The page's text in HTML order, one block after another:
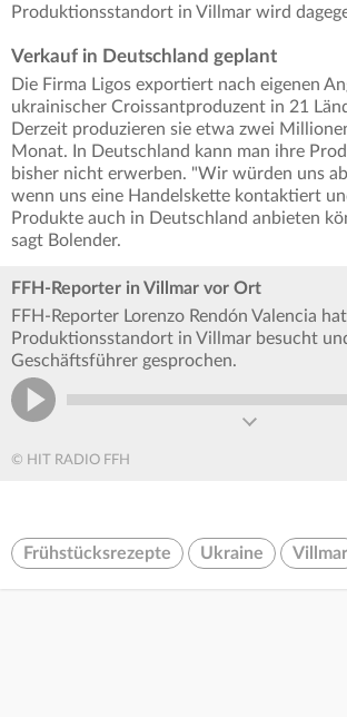
Produktionsstandort in Villmar wird
Verkauf in Deutschland geplant
Die Firma Ligos exportiert nach eigenen
ukrainischer Croissantproduzent in 21
Derzeit produzieren sie etwa zwei
Monat. In Deutschland kann man ihre
bisher nicht erwerben. "Wir würden uns
wenn uns eine Handelskette kontaktiert
Produkte auch in Deutschland anbieten
sagt Bolender.
FFH-Reporter in Villmar vor Ort
FFH-Reporter Lorenzo Rendón Valencia
Produktionsstandort in Villmar besucht
Geschäftsführer gesprochen.
© HIT RADIO FFH
Frühstücksrezepte Ukraine Villmar